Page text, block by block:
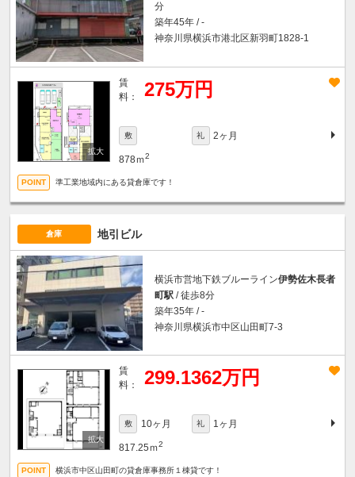
分
築年45年 / -
神奈川県横浜市港北区新羽町1828-1
賃
料：
275万円
敷 礼 2ヶ月
878ｍ2
準工業地域内にある貸倉庫です！
倉庫 地引ビル
横浜市営地下鉄ブルーライン伊勢佐木長者
町駅 / 徒歩8分
築年35年 / -
神奈川県横浜市中区山田町7-3
賃
料：
299.1362万円
敷 10ヶ月 礼 1ヶ月
817.25ｍ2
横浜市中区山田町の貸倉庫事務所１棟貸です！